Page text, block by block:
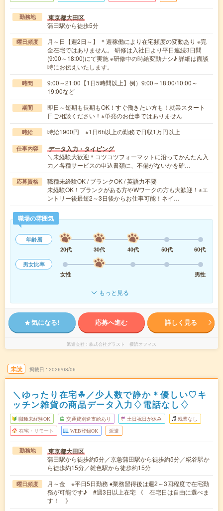
勤務地 東京都大田区
蒲田駅から徒歩5分
曜日頻度
月～日【週2日～】 ＊週稼働により在宅頻度の変動あり ※完
全在宅ではありません。 研修は入社日より平日連続3日間
(9:00～18:00)にて実施 ※研修中の時給変動ナシ♪ 詳細は面談
時にお伝えいたします。
時間
9:00～21:00【1日5時間以上】例）9:00～18:00/10:00～
19:00など
期間
即日～短期も長期もOK！すぐ働きたい方も！就業スタート
日ご相談ください！※単発のお仕事ではありません
時給 時給1900円 ※1日6h以上の勤務で日収1万円以上
仕事内容 データ入力・タイピング
＼未経験大歓迎＊コツコツフォーマットに沿ってかんたん入
力／各種サービスの申込書類に、不備がないかを確…
応募資格
職種未経験OK / ブランクOK / 英語力不要
未経験OK！ブランクがある方やWワークの方も大歓迎！※エ
ントリー後最短2～3日後からお仕事可能！ネイ…
職場の雰囲気
年齢層
20代
30代 40代 50代
60代
男女比率
女性
男性
もっと見る
気になる! 応募へ進む 詳しく見る
派遣会社 株式会社グラスト 横浜オフィス
未読 掲載日 2026/08/06
＼ゆったり在宅☘／少人数で静か＊優しい♡キ
ッチン雑貨の商品データ入力♢電話なし♢
職種未経験OK 交通費別途支給あり 土日祝日が休み 残業なし
在宅・リモート WEB登録OK 派遣
勤務地 東京都大田区
蒲田駅から徒歩約5分／京急蒲田駅から徒歩約5分／糀谷駅か
ら徒歩約15分／雑色駅から徒歩約15分
曜日頻度
月～金 ※平日5日勤務 ♦業務習得後は週2～3回程度で在宅勤
務が可能です♪ #週3日以上在宅 《 在宅日は自由に選べま
す！ 》